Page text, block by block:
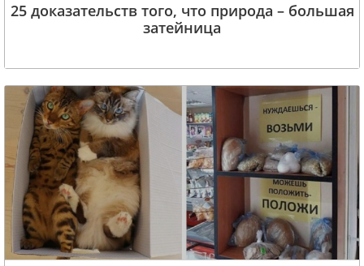
25 доказательств того, что природа – большая
затейница